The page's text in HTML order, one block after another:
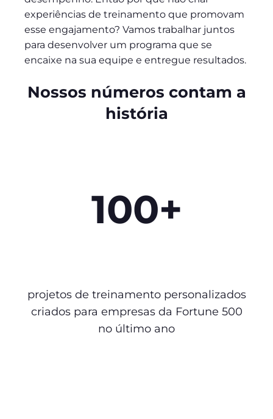
experiências de treinamento que promovam
esse engajamento? Vamos trabalhar juntos
para desenvolver um programa que se
encaixe na sua equipe e entregue resultados.
Nossos números contam a
história
100+
projetos de treinamento personalizados
criados para empresas da Fortune 500
no último ano